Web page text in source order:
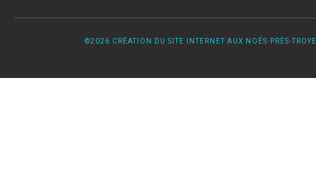
©2026 CRÉATION DU SITE INTERNET AUX NOËS-PRÈS-